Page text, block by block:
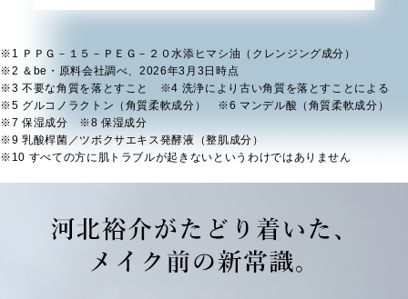
※1 ＰＰＧ－１５－ＰＥＧ－２０水添ヒマシ油（クレンジング成分）
※2 ＆be・原料会社調べ、2026年3月3日時点
※3 不要な角質を落とすこと ※4 洗浄により古い角質を落とすことによる
※5 グルコノラクトン（角質柔軟成分） ※6 マンデル酸（角質柔軟成分）
※7 保湿成分 ※8 保湿成分
※9 乳酸桿菌／ツボクサエキス発酵液（整肌成分）
※10 すべての方に肌トラブルが起きないというわけではありません